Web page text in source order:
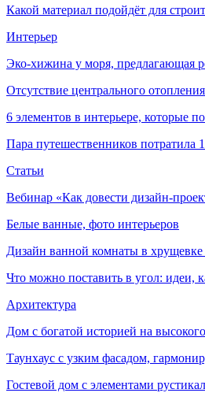
Какой материал подойдёт для
Интерьер
Эко-хижина у моря, предлагающая
Отсутствие центрального
6 элементов в интерьере, которые
Пара путешественников потратила
Статьи
Вебинар «Как довести дизайн-
Белые ванные, фото интерьеров
Дизайн ванной комнаты в
Что можно поставить в угол: идеи,
Архитектура
Дом с богатой историей на
Таунхаус с узким фасадом,
Гостевой дом с элементами